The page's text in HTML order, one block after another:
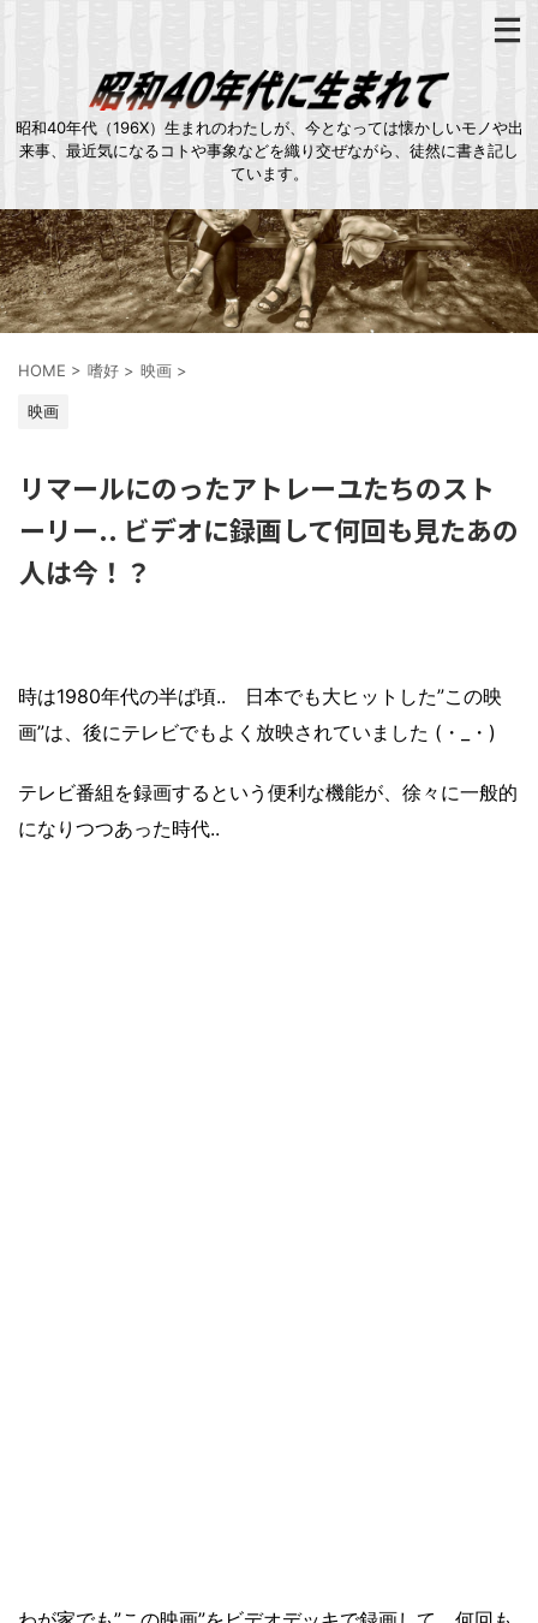
昭和40年代（196X）生まれのわたしが、今となっては懐かしいモノや出
来事、最近気になるコトや事象などを織り交ぜながら、徒然に書き記し
ています。
HOME > 嗜好 > 映画 >
映画
リマールにのったアトレーユたちのスト
ーリー.. ビデオに録画して何回も見たあの
人は今！？
時は1980年代の半ば頃.. 日本でも大ヒットした”この映
画”は、後にテレビでもよく放映されていました (・_・)
テレビ番組を録画するという便利な機能が、徐々に一般的
になりつつあった時代..